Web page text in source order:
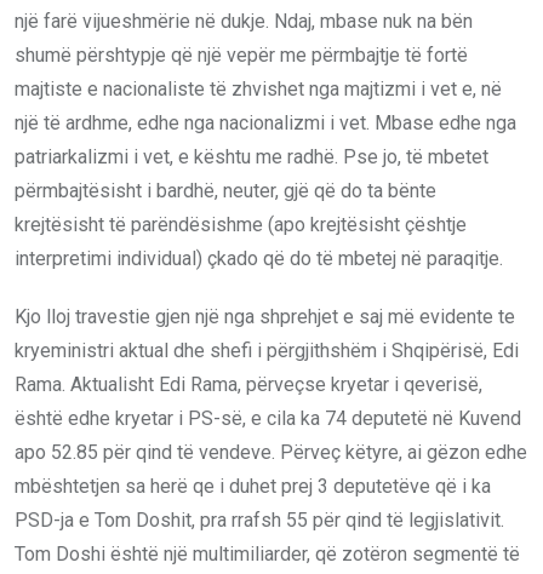
një farë vijueshmërie në dukje. Ndaj, mbase nuk na bën
shumë përshtypje që një vepër me përmbajtje të fortë
majtiste e nacionaliste të zhvishet nga majtizmi i vet e, në
një të ardhme, edhe nga nacionalizmi i vet. Mbase edhe nga
patriarkalizmi i vet, e kështu me radhë. Pse jo, të mbetet
përmbajtësisht i bardhë, neuter, gjë që do ta bënte
krejtësisht të parëndësishme (apo krejtësisht çështje
interpretimi individual) çkado që do të mbetej në paraqitje.
Kjo lloj travestie gjen një nga shprehjet e saj më evidente te
kryeministri aktual dhe shefi i përgjithshëm i Shqipërisë, Edi
Rama. Aktualisht Edi Rama, përveçse kryetar i qeverisë,
është edhe kryetar i PS-së, e cila ka 74 deputetë në Kuvend
apo 52.85 për qind të vendeve. Përveç këtyre, ai gëzon edhe
mbështetjen sa herë qe i duhet prej 3 deputetëve që i ka
PSD-ja e Tom Doshit, pra rrafsh 55 për qind të legjislativit.
Tom Doshi është një multimiliarder, që zotëron segmentë të